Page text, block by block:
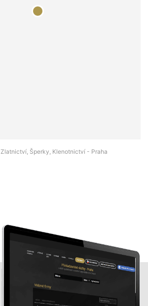
Zlatnictví, Šperky, Klenotnictví - Praha